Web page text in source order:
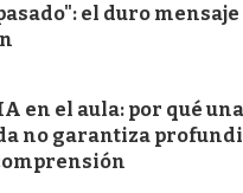
el duro
en el aula: por qué una
no garantiza